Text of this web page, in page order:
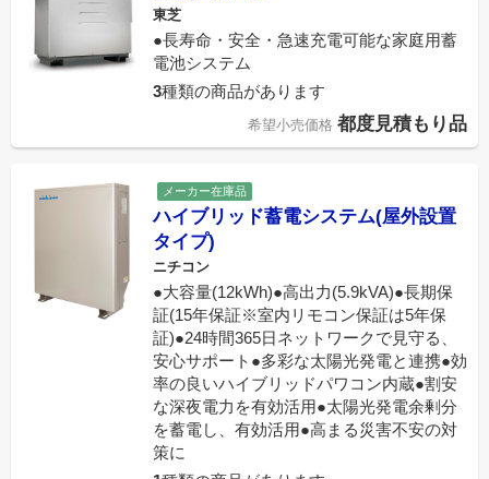
東芝
●長寿命・安全・急速充電可能な家庭用蓄
電池システム
3種類の商品があります
希望小売価格 都度見積もり品
メーカー在庫品
ハイブリッド蓄電システム(屋外設置
タイプ)
ニチコン
●大容量(12kWh)●高出力(5.9kVA)●長期保
証(15年保証※室内リモコン保証は5年保
証)●24時間365日ネットワークで見守る、
安心サポート●多彩な太陽光発電と連携●効
率の良いハイブリッドパワコン内蔵●割安
な深夜電力を有効活用●太陽光発電余剰分
を蓄電し、有効活用●高まる災害不安の対
策に